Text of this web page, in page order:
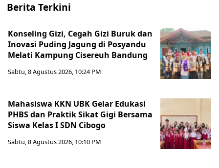
Berita Terkini
Konseling Gizi, Cegah Gizi Buruk dan
Inovasi Puding Jagung di Posyandu
Melati Kampung Cisereuh Bandung
Sabtu, 8 Agustus 2026, 10:24 PM
Mahasiswa KKN UBK Gelar Edukasi
PHBS dan Praktik Sikat Gigi Bersama
Siswa Kelas I SDN Cibogo
Sabtu, 8 Agustus 2026, 10:10 PM